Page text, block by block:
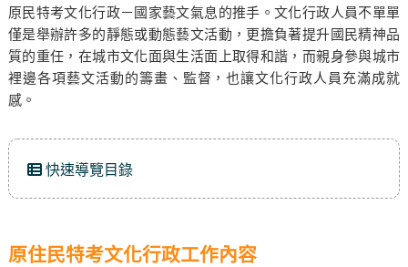
原民特考文化行政－國家藝文氣息的推手。文化行政人員不單單
僅是舉辦許多的靜態或動態藝文活動，更擔負著提升國民精神品
質的重任，在城市文化面與生活面上取得和諧，而親身參與城市
裡邊各項藝文活動的籌畫、監督，也讓文化行政人員充滿成就
感。
快速導覽目錄
原住民特考文化行政工作內容